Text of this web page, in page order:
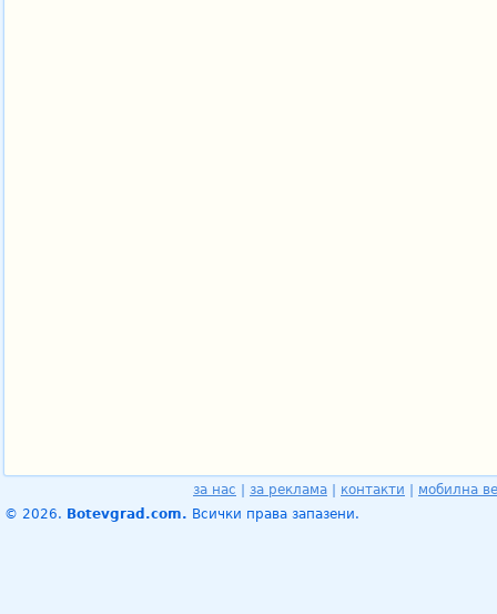
за нас за реклама контакти
мобилна
© 2026. Botevgrad.com. Всички права запазени.